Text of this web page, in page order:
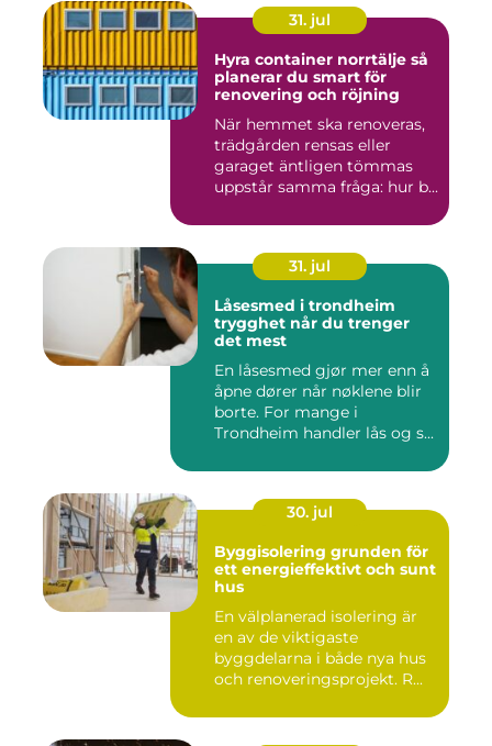
31. jul
Hyra container norrtälje så
planerar du smart för
renovering och röjning
När hemmet ska renoveras,
trädgården rensas eller
garaget äntligen tömmas
uppstår samma fråga: hur b...
31. jul
Låsesmed i trondheim
trygghet når du trenger
det mest
En låsesmed gjør mer enn å
åpne dører når nøklene blir
borte. For mange i
Trondheim handler lås og s...
30. jul
Byggisolering grunden för
ett energieffektivt och sunt
hus
En välplanerad isolering är
en av de viktigaste
byggdelarna i både nya hus
och renoveringsprojekt. R...